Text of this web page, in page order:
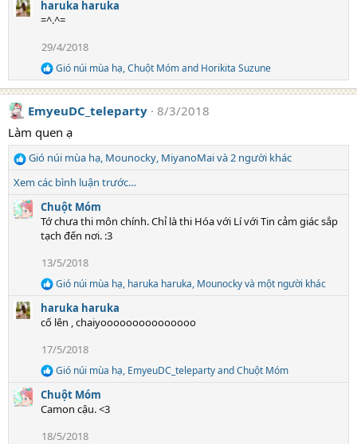
a
c
i
o
n
s
haruka haruka
=^.^=
29/4/2018
R
e
a
c
i
n
:
Gió núi mùa hạ,Chuột Mómand Horikita Suzune
EmyeuDC_teleparty 8/3/2018
Làm quen ạ
R
e
c
t
Gió núi mùa hạ, Mounocky, MiyanoMaivà 2 người khác
Xem các bình luận trước…
Chuột Móm
Tớ chưa thi môn chính. Chỉ là thi Hóa với Lí với Tin cảm giác sắp
tạch đến nơi. :3
13/5/2018
R
e
a
c
o
n
s
:
Gió núi mùa hạ, haruka haruka, Mounockyvà một người khác
haruka haruka
cố lên , chaiyooooooooooooooo
17/5/2018
R
e
a
c
Gió núi mùa hạ, EmyeuDC_telepartyandChuột Móm
Chuột Móm
Camon cậu. <3
18/5/2018